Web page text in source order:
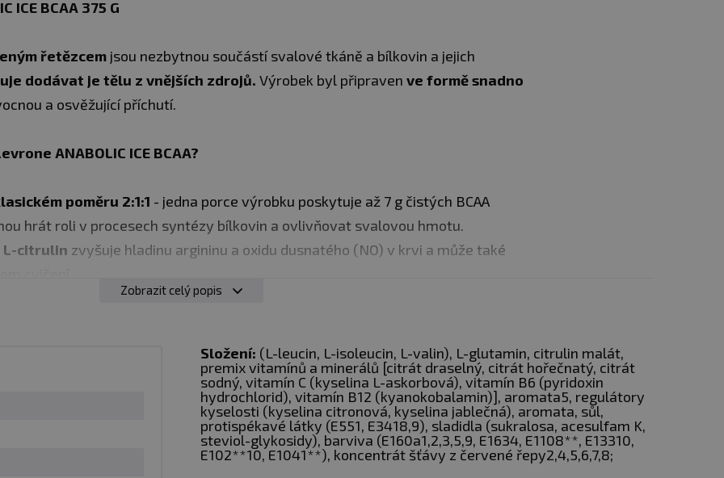
ICE BCAA 375 G
řetězcem jsou nezbytnou součástí svalové tkáně a bílkovin a jejich
dodávat je tělu z vnějších zdrojů. Výrobek byl připraven ve formě snadno
a osvěžující příchutí.
ANABOLIC ICE BCAA?
poměru 2:1:1 - jedna porce výrobku poskytuje až 7 g čistých BCAA
hrát roli v procesech syntézy bílkovin a ovlivňovat svalovou hmotu.
L-citrulin zvyšuje hladinu argininu a oxidu dusnatého (NO) v krvi a může také
normální funkce svalů a nervového systému, podporuje syntézu bílkovin a
udržení optimálního krevního tlaku
vliv na snížení pocitu únavy a přispívají k udržení normálního energetického
Rozmíchejte 2 odměrky prášku (12,5 g) ve 200-300 ml vody a užíjte před
Zobrazit celý popis
Složení: (L-leucin, L-isoleucin, L-valin), L-glutamin, citrulin malát,
premix vitamínů a minerálů [citrát draselný, citrát hořečnatý, citrát
sodný, vitamín C (kyselina L-askorbová), vitamín B6 (pyridoxin
hydrochlorid), vitamín B12 (kyanokobalamin)], aromata5, regulátory
kyselosti (kyselina citronová, kyselina jablečná), aromata, sůl,
protispékavé látky (E551, E3418,9), sladidla (sukralosa, acesulfam K,
steviol-glykosidy), barviva (E160a1,2,3,5,9, E1634, E1108**, E13310,
E102**10, E1041**), koncentrát šťávy z červené řepy2,4,5,6,7,8;